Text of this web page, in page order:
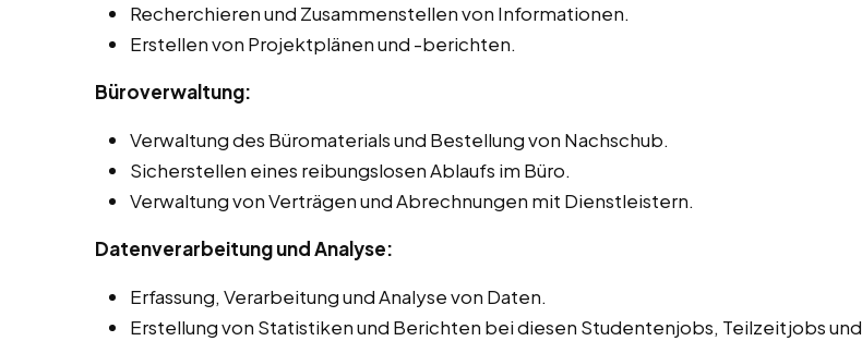
Recherchieren und Zusammenstellen von Informationen.
Erstellen von Projektplänen und -berichten.
Büroverwaltung:
Verwaltung des Büromaterials und Bestellung von Nachschub.
Sicherstellen eines reibungslosen Ablaufs im Büro.
Verwaltung von Verträgen und Abrechnungen mit Dienstleistern.
Datenverarbeitung und Analyse:
Erfassung, Verarbeitung und Analyse von Daten.
Erstellung von Statistiken und Berichten bei diesen Studentenjobs, Teilzeitjobs und